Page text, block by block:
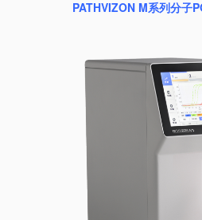
PATHVIZON M系列分子